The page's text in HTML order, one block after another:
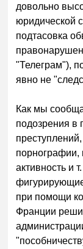
довольно
юридической
подтасовка
"Телеграм"),
явно не
Как мы
подозрения в
порнографии,
активность и
при помощи
Франции